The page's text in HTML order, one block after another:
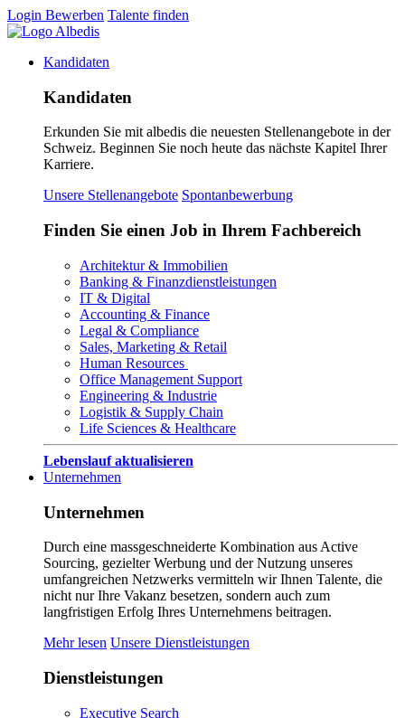
Login Bewerben Talente finden
Kandidaten
Kandidaten
Erkunden Sie mit albedis die neuesten Stellenangebote in der
Schweiz. Beginnen Sie noch heute das nächste Kapitel Ihrer
Karriere.
Unsere Stellenangebote Spontanbewerbung
Finden Sie einen Job in Ihrem Fachbereich
Architektur & Immobilien
Banking & Finanzdienstleistungen
IT & Digital
Accounting & Finance
Legal & Compliance
Sales, Marketing & Retail
Human Resources
Office Management Support
Engineering & Industrie
Logistik & Supply Chain
Life Sciences & Healthcare
Lebenslauf aktualisieren
Unternehmen
Unternehmen
Durch eine massgeschneiderte Kombination aus Active
Sourcing, gezielter Werbung und der Nutzung unseres
umfangreichen Netzwerks vermitteln wir Ihnen Talente, die
nicht nur Ihre Vakanz besetzen, sondern auch zum
langfristigen Erfolg Ihres Unternehmens beitragen.
Mehr lesen Unsere Dienstleistungen
Dienstleistungen
Executive Search